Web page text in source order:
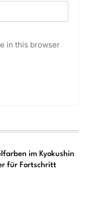
in this browser
im Kyokushin
für Fortschritt